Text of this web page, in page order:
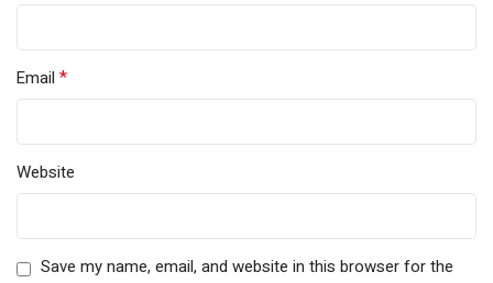
Email *
Website
Save my name, email, and website in this browser for the